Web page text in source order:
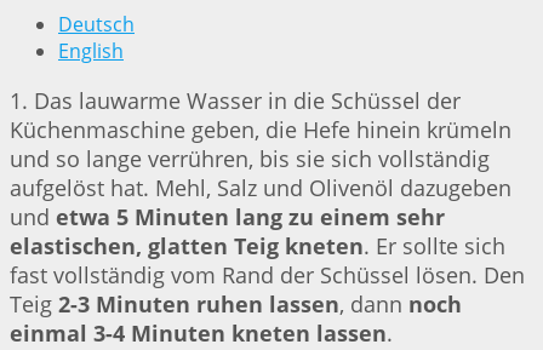
Deutsch
English
1. Das lauwarme Wasser in die Schüssel der
Küchenmaschine geben, die Hefe hinein krümeln
und so lange verrühren, bis sie sich vollständig
aufgelöst hat. Mehl, Salz und Olivenöl dazugeben
und etwa 5 Minuten lang zu einem sehr
elastischen, glatten Teig kneten. Er sollte sich
fast vollständig vom Rand der Schüssel lösen. Den
Teig 2-3 Minuten ruhen lassen, dann noch
einmal 3-4 Minuten kneten lassen.